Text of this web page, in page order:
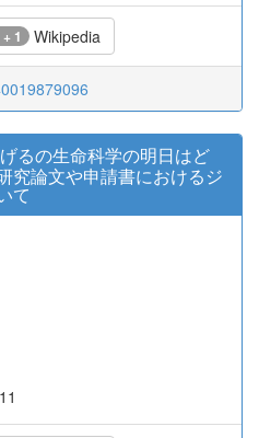
+ 1 Wikipedia
るの生命科学の明日はど
究論文や申請書におけるジ
て